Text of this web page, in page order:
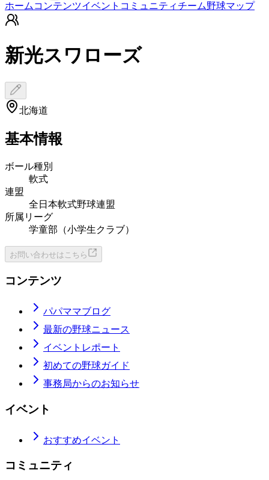
ホーム コンテンツイベント コミュニティチーム野球マップ
新光スワローズ
北海道
基本情報
ボール種別
軟式
連盟
全日本軟式野球連盟
所属リーグ
学童部（小学生クラブ）
お問い合わせはこちら
コンテンツ
パパママブログ
最新の野球ニュース
イベントレポート
初めての野球ガイド
事務局からのお知らせ
イベント
おすすめイベント
コミュニティ